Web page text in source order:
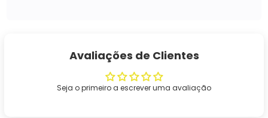
Avaliações de Clientes
Seja o primeiro a escrever uma avaliação